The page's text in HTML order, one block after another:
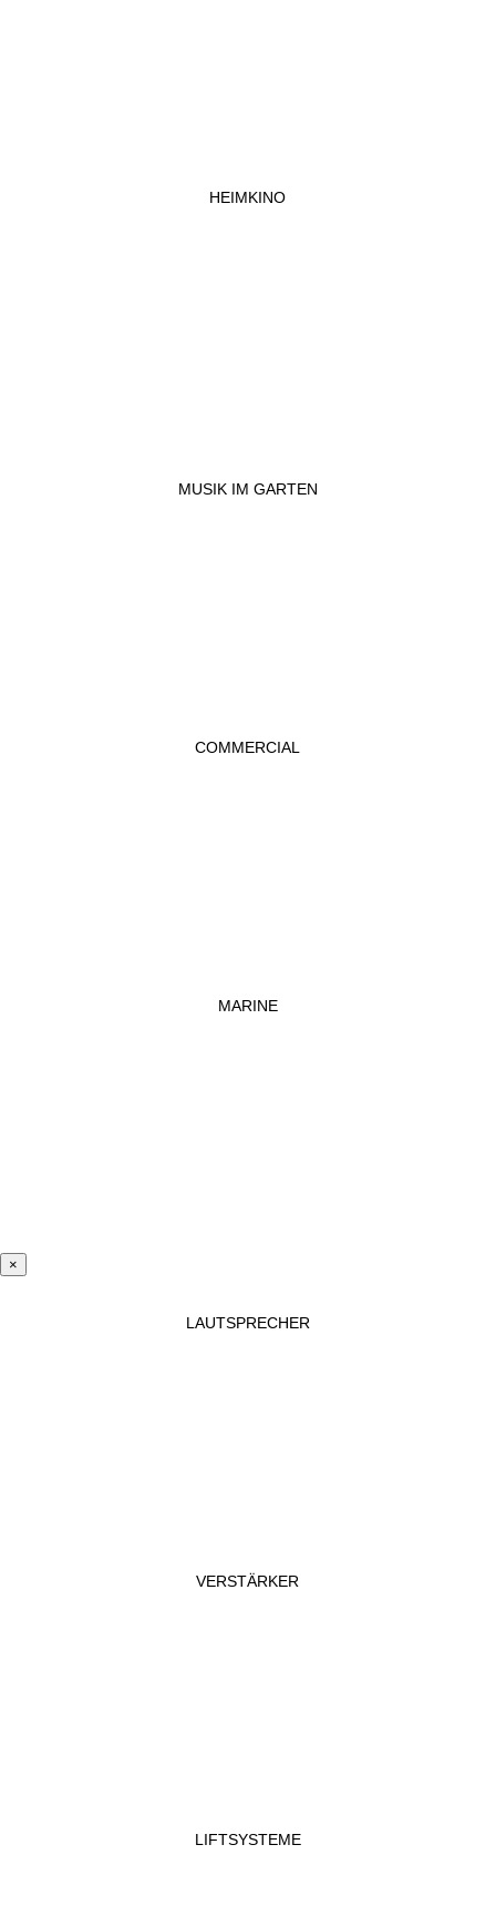
HEIMKINO
MUSIK IM GARTEN
COMMERCIAL
MARINE
×
LAUTSPRECHER
VERSTÄRKER
LIFTSYSTEME